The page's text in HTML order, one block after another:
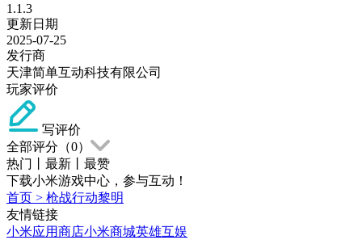
1.1.3
更新日期
2025-07-25
发行商
天津简单互动科技有限公司
玩家评价
写评价
全部评分（0）
热门
最新
最赞
下载小米游戏中心，参与互动！
首页 > 枪战行动黎明
友情链接
小米应用商店小米商城英雄互娱